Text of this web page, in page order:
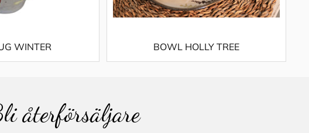
WINTER BOWL HOLLY TREE
återförsäljare